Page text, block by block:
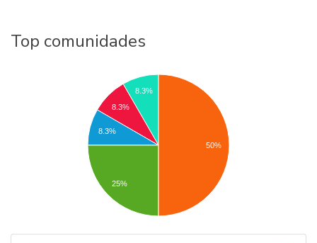
Top comunidades
8.3%
8.3%
8.3%
25%
50%